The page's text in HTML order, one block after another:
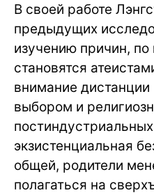
В своей работе
предыдущих
изучению причин,
становятся
внимание
выбором и
экзистенциальная
общей, родители
полагаться на